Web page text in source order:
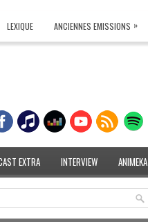
LEXIQUE ANCIENNES EMISSIONS »
EXTRA INTERVIEW ANIMEKA